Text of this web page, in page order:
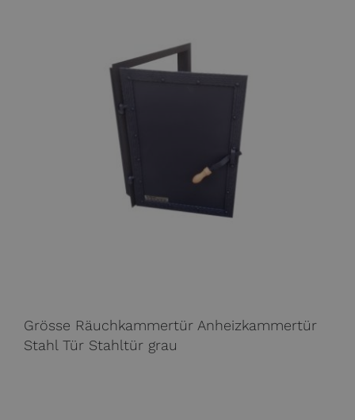
Grösse Räuchkammertür Anheizkammertür
Stahl Tür Stahltür grau